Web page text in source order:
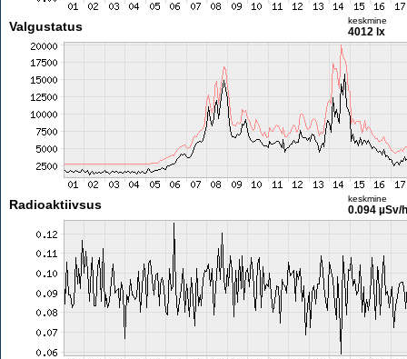
Valgustatus keskmine
4012 lx
Radioaktiivsus keskmine
0.094 µSv/h